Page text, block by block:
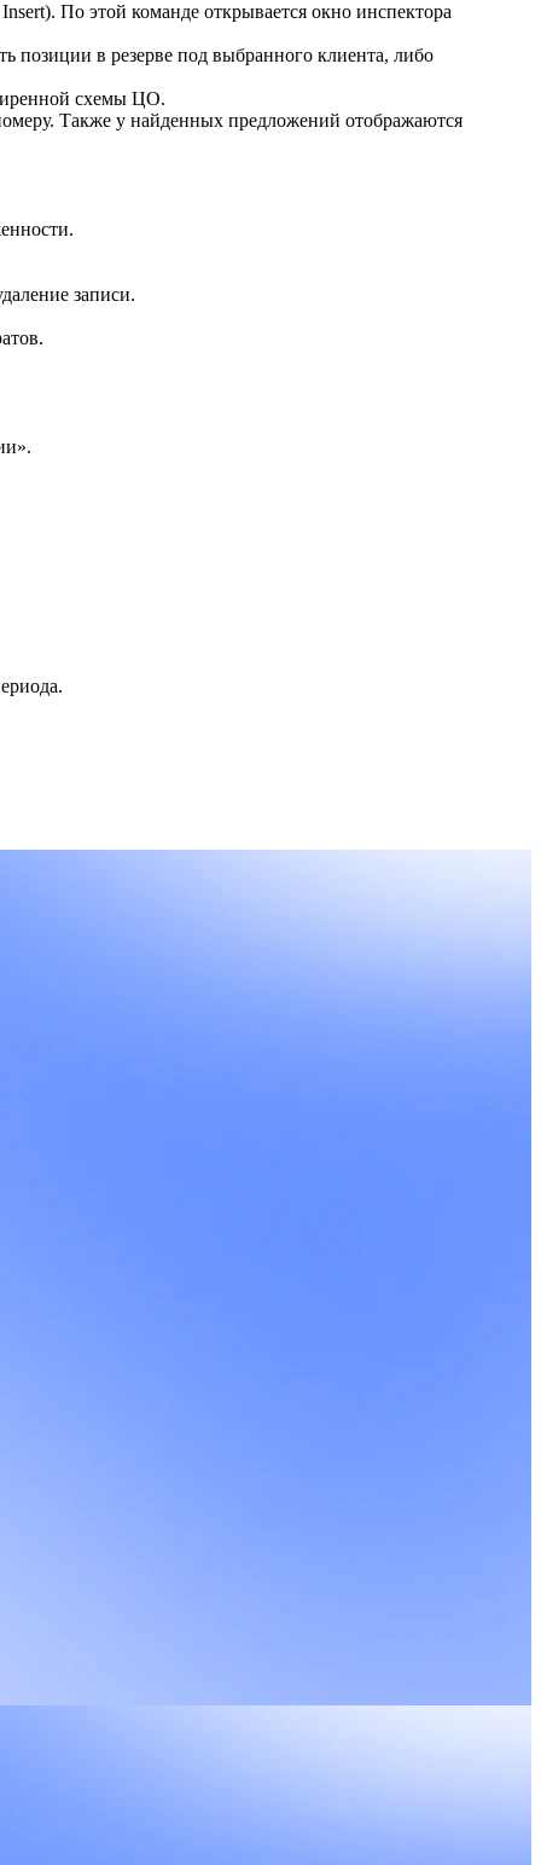
По этой команде открывается окно инспектора
позиции в резерве под выбранного клиента, либо
схемы ЦО.
Также у найденных предложений отображаются
записи.